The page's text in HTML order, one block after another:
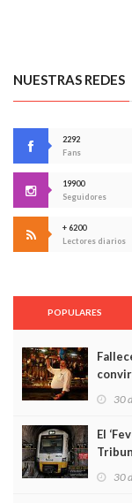
NUESTRAS REDES
2292
Fans
19900
Seguidores
+ 6200
Lectores diarios
POPULARES
30
El
30